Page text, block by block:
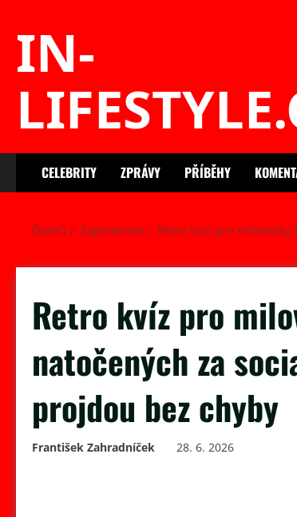
IN-
CELEBRITY ZPRÁVY PŘÍBĚHY
Domů Zajímavosti Retro kvíz pro milovníky
Retro kvíz pro
natočených za
projdou bez chyby
František Zahradníček 28. 6. 2026